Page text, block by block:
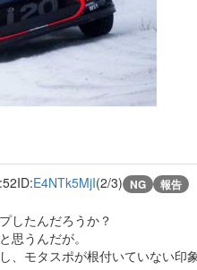
ID:E4NTk5MjI(2/3) NG 報告
したんだろうか？
思うんだが。
、モタスポが根付いていない印象